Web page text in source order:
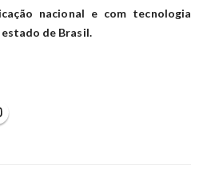
nacional e com tecnologia
de Brasil.